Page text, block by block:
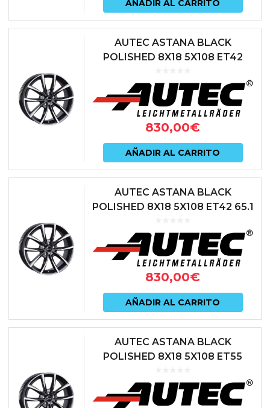
AÑADIR AL CARRITO
AUTEC ASTANA BLACK
POLISHED 8X18 5X108 ET42
830,00€
AÑADIR AL CARRITO
AUTEC ASTANA BLACK
POLISHED 8X18 5X108 ET42 65.1
830,00€
AÑADIR AL CARRITO
AUTEC ASTANA BLACK
POLISHED 8X18 5X108 ET55